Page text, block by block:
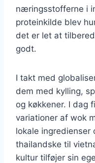
næringsstofferne i
proteinkilde blev
det er let at
godt.
I takt med
dem med kylling,
og køkkener. I dag
variationer af wok
lokale ingredienser
thailandske til
kultur tilføjer sin